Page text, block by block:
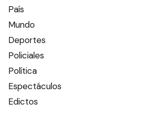
País
Mundo
Deportes
Policiales
Política
Espectáculos
Edictos